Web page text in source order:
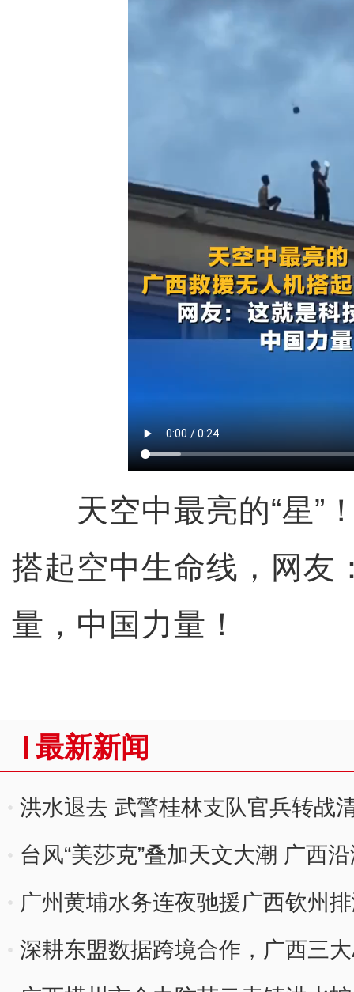
天空中最亮的“星”
搭起空中生命线，网友
量，中国力量！
最新新闻
洪水退去 武警桂林支队官兵转战
台风“美莎克”叠加天文大潮 广西
广州黄埔水务连夜驰援广西钦州
深耕东盟数据跨境合作，广西三